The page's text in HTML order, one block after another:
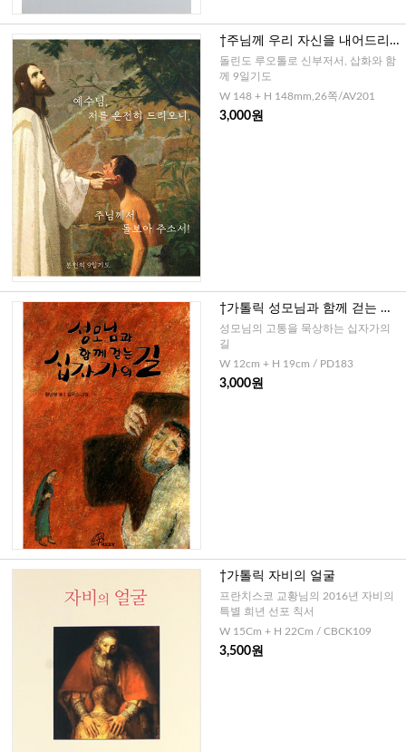
†주님께 우리 자신을 내어드리는
9일기도
돌린도 루오톨로 신부저서, 삽화와 함
께 9일기도
W 148 + H 148mm,26쪽/AV201
3,000원
†가톨릭 성모님과 함께 걷는 십
자가의 길
성모님의 고통을 묵상하는 십자가의
길
W 12cm + H 19cm / PD183
3,000원
†가톨릭 자비의 얼굴
프란치스코 교황님의 2016년 자비의
특별 희년 선포 칙서
W 15Cm + H 22Cm / CBCK109
3,500원